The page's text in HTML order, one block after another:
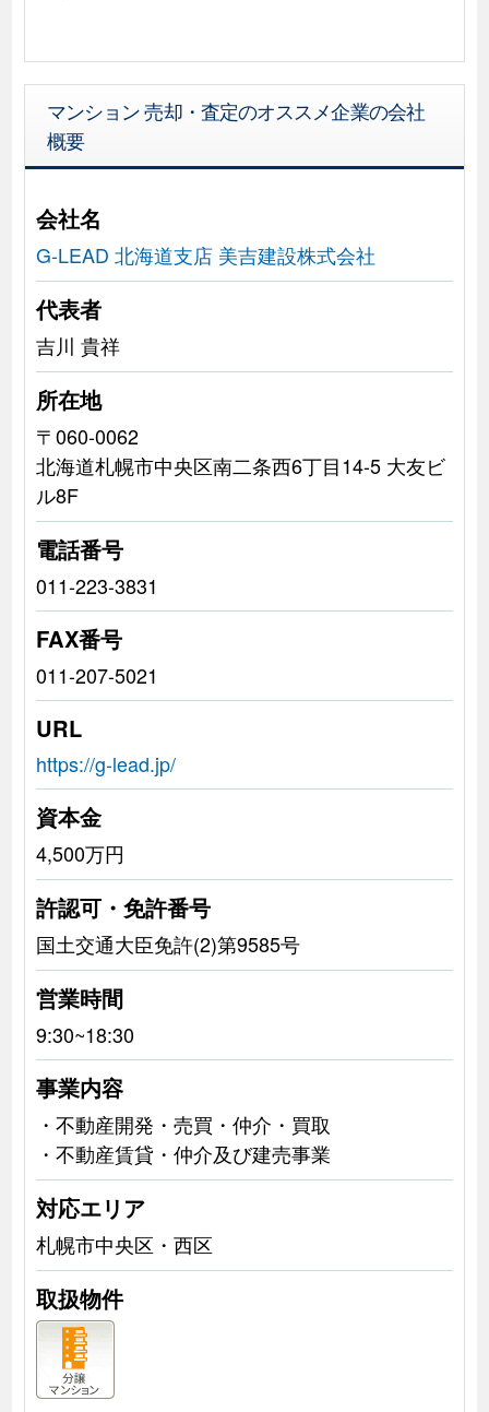
マンション 売却・査定のオススメ企業の会社
概要
会社名
G-LEAD 北海道支店 美吉建設株式会社
代表者
吉川 貴祥
所在地
〒060-0062
北海道札幌市中央区南二条西6丁目14-5 大友ビ
ル8F
電話番号
011-223-3831
FAX番号
011-207-5021
URL
https://g-lead.jp/
資本金
4,500万円
許認可・免許番号
国土交通大臣免許(2)第9585号
営業時間
9:30~18:30
事業内容
・不動産開発・売買・仲介・買取
・不動産賃貸・仲介及び建売事業
対応エリア
札幌市中央区・西区
取扱物件